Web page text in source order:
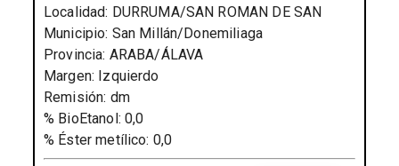
Localidad: DURRUMA/SAN ROMAN DE SAN
Municipio: San Millán/Donemiliaga
Provincia: ARABA/ÁLAVA
Margen: Izquierdo
Remisión: dm
% BioEtanol: 0,0
% Éster metílico: 0,0